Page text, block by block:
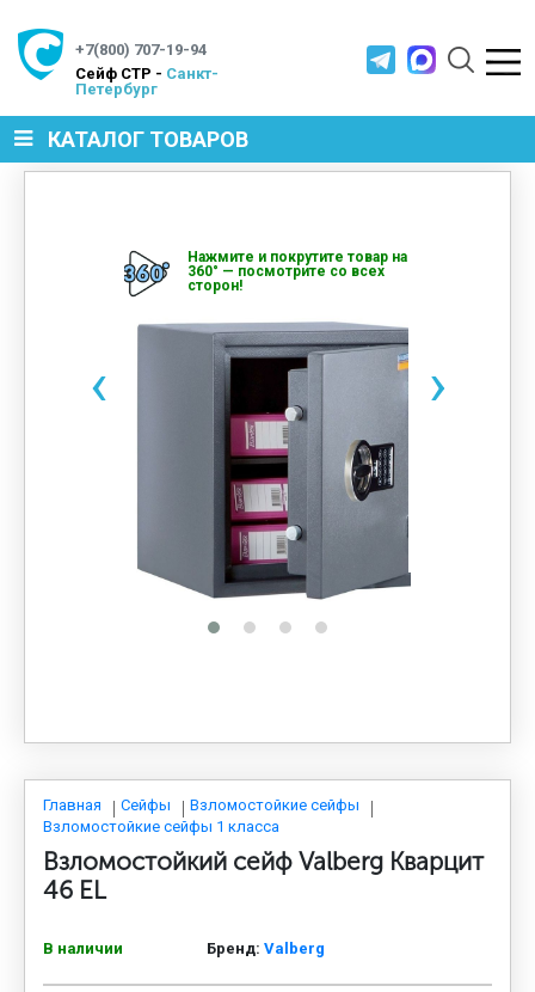
+7(800) 707-19-94
Cейф СТР - Санкт-
Петербург
КАТАЛОГ ТОВАРОВ
МЕТАЛЛИЧЕСКАЯ МЕБЕЛЬ
МЕТАЛЛИЧЕСКИЕ СТЕЛЛАЖИ
ПРОИЗВОДСТВЕННАЯ МЕБЕЛЬ
МЕДИЦИНСКАЯ МЕБЕЛЬ
СИСТЕМЫ ХРАНЕНИЯ
МЕБЕЛЬ ДЛЯ ДОМА
Нажмите и покрутите товар на
360° — посмотрите со всех
сторон!
‹ ›
Главная Сейфы
Взломостойкие сейфы
Взломостойкие сейфы 1 класса
Взломостойкий сейф Valberg Кварцит
46 EL
В наличии Бренд: Valberg